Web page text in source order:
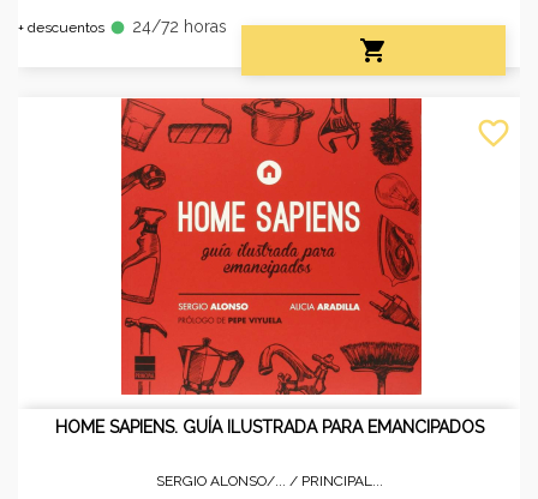
+ descuentos fiber_manual_record 24/72 horas

HOME SAPIENS. GUÍA ILUSTRADA PARA EMANCIPADOS
SERGIO ALONSO/... / PRINCIPAL...
favorite_border